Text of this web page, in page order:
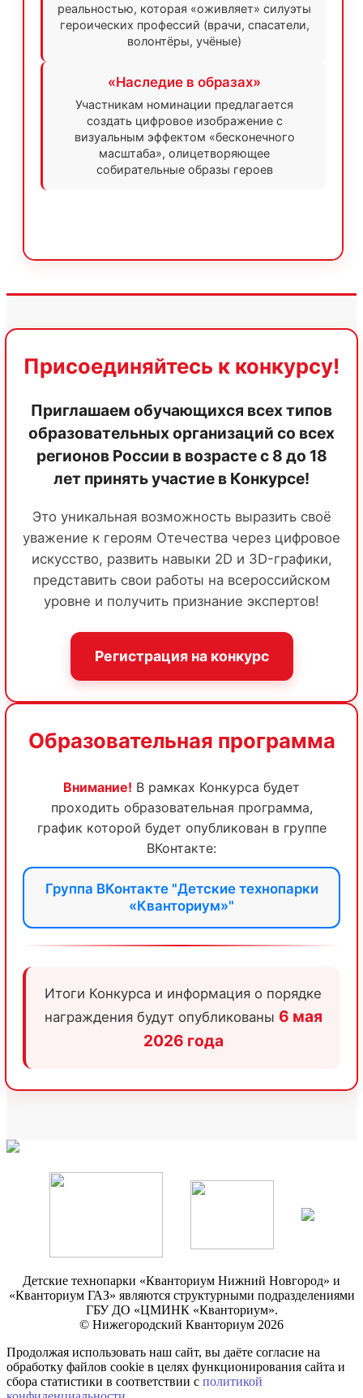
реальностью, которая «оживляет» силуэты
героических профессий (врачи, спасатели,
волонтёры, учёные)
«Наследие в образах»
Участникам номинации предлагается
создать цифровое изображение с
визуальным эффектом «бесконечного
масштаба», олицетворяющее
собирательные образы героев
Присоединяйтесь к конкурсу!
Приглашаем обучающихся всех типов
образовательных организаций со всех
регионов России в возрасте с 8 до 18
лет принять участие в Конкурсе!
Это уникальная возможность выразить своё
уважение к героям Отечества через цифровое
искусство, развить навыки 2D и 3D-графики,
представить свои работы на всероссийском
уровне и получить признание экспертов!
Регистрация на конкурс
Образовательная программа
Внимание! В рамках Конкурса будет
проходить образовательная программа,
график которой будет опубликован в группе
ВКонтакте:
Группа ВКонтакте "Детские технопарки
«Кванториум»"
Итоги Конкурса и информация о порядке
награждения будут опубликованы 6 мая
2026 года
Детские технопарки «Кванториум Нижний Новгород» и
«Кванториум ГАЗ» являются структурными подразделениями
ГБУ ДО «ЦМИНК «Кванториум».
© Нижегородский Кванториум 2026
Продолжая использовать наш сайт, вы даёте согласие на
обработку файлов cookie в целях функционирования сайта и
сбора статистики в соответствии с политикой